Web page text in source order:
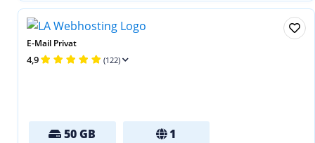
E-Mail Privat
4,9 (122)
50 GB 1